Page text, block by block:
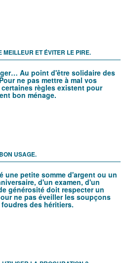
ET ÉVITER LE PIRE.
Au point d'être solidaire des
ne pas mettre à mal vos
règles existent pour
bon ménage.
USAGE.
une petite somme d'argent ou un
d'un examen, d'un
générosité doit respecter un
ne pas éveiller les soupçons
des héritiers.